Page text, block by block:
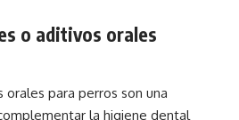
o aditivos orales
orales para perros son una
la higiene dental